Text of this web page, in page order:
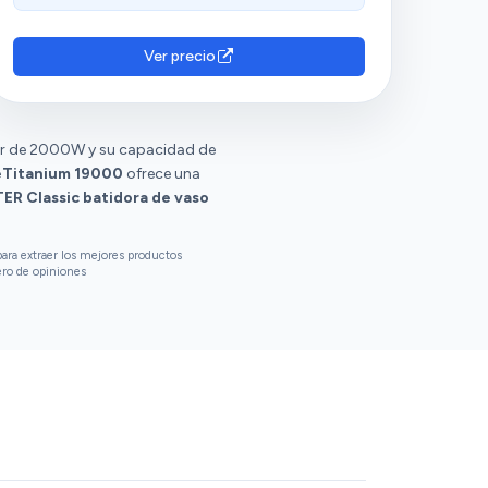
relación calidad-precio. Sin embargo, algunos
la consideran ruidosa y tienen opiniones
diversas sobre su durabilidad.
Ver precio
2000W y su capacidad de
19000 ofrece una
Classic batidora de vaso
extraer los mejores productos
de opiniones